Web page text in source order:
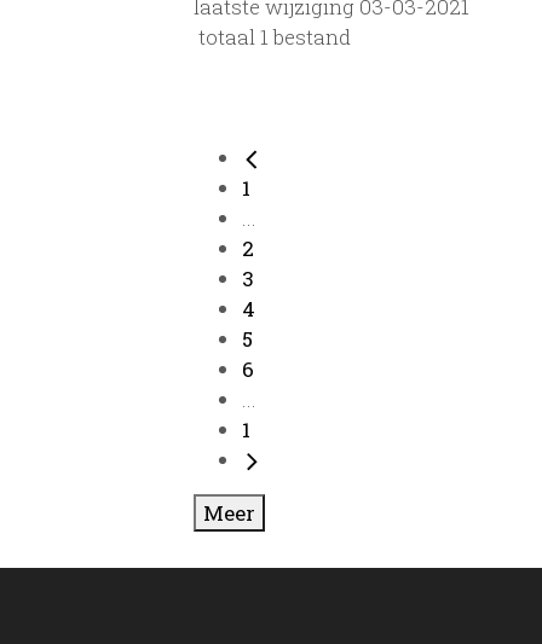
laatste wijziging 03-03-2021
totaal 1 bestand
1
...
2
3
4
5
6
...
1
Meer